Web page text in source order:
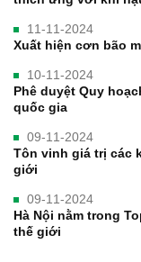
11-11-2024
Xuất hiện cơn bão
10-11-2024
Phê duyệt Quy
quốc gia
09-11-2024
Tôn vinh giá trị các
giới
09-11-2024
Hà Nội nằm trong
thế giới